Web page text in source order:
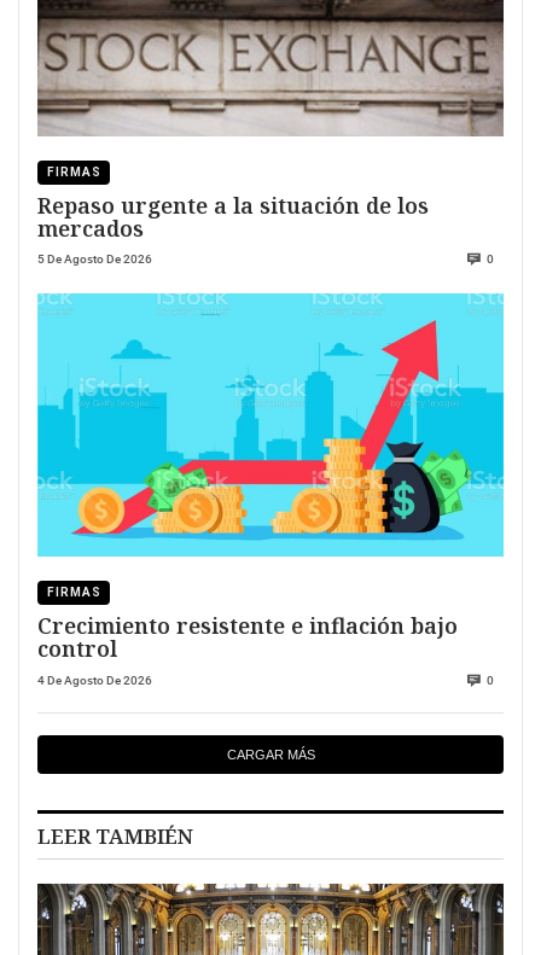
FIRMAS
Repaso urgente a la situación de los
mercados
5 De Agosto De 2026 0
FIRMAS
Crecimiento resistente e inflación bajo
control
4 De Agosto De 2026 0
CARGAR MÁS
LEER TAMBIÉN